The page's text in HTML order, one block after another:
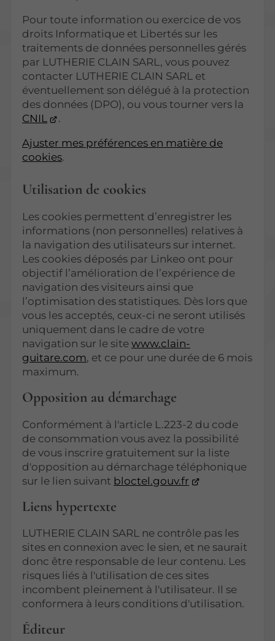
Pour toute information ou exercice de vos
droits Informatique et Libertés sur les
traitements de données personnelles gérés
par LUTHERIE CLAIN SARL, vous pouvez
contacter LUTHERIE CLAIN SARL et
éventuellement son délégué à la protection
des données (DPO), ou vous tourner vers la
CNIL
.
Ajuster mes préférences en matière de
cookies.
Utilisation de cookies
Les cookies permettent d’enregistrer les
informations (non personnelles) relatives à
la navigation des utilisateurs sur internet.
Les cookies déposés par Linkeo ont pour
objectif l’amélioration de l’expérience de
navigation des visiteurs ainsi que
l’optimisation des statistiques. Dès lors que
vous les acceptés, ceux-ci ne seront utilisés
uniquement dans le cadre de votre
navigation sur le sitewww.clain-
guitare.com, et ce pour une durée de 6 mois
maximum.
Opposition au démarchage
Conformément à l'article L.223-2 du code
de consommation vous avez la possibilité
de vous inscrire gratuitement sur la liste
d'opposition au démarchage téléphonique
sur le lien suivant bloctel.gouv.fr
Liens hypertexte
LUTHERIE CLAIN SARL ne contrôle pas les
sites en connexion avec le sien, et ne saurait
donc être responsable de leur contenu. Les
risques liés à l'utilisation de ces sites
incombent pleinement à l'utilisateur. Il se
conformera à leurs conditions d'utilisation.
Éditeur